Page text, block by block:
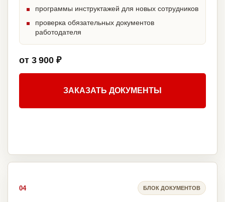
программы инструктажей для новых сотрудников
проверка обязательных документов
работодателя
от 3 900 ₽
ЗАКАЗАТЬ ДОКУМЕНТЫ
04 БЛОК ДОКУМЕНТОВ